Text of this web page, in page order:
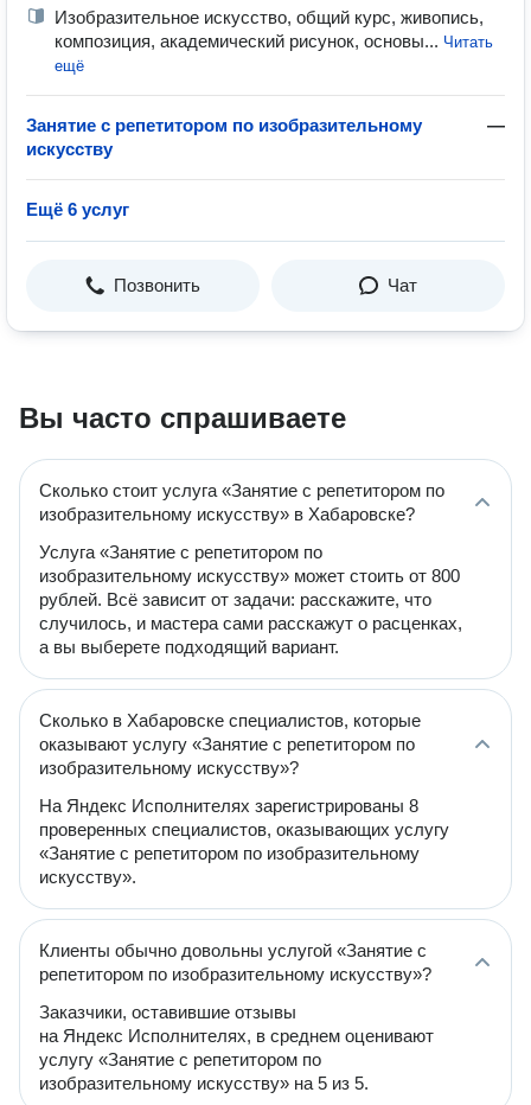
Изобразительное искусство, общий курс, живопись,
композиция, академический рисунок, основы... Читать
ещё
Занятие с репетитором по изобразительному
искусству
—
Ещё 6 услуг
Позвонить Чат
Вы часто спрашиваете
Сколько стоит услуга «Занятие с репетитором по
изобразительному искусству» в Хабаровске?
Услуга «Занятие с репетитором по
изобразительному искусству» может стоить от 800
рублей. Всё зависит от задачи: расскажите, что
случилось, и мастера сами расскажут о расценках,
а вы выберете подходящий вариант.
Сколько в Хабаровске специалистов, которые
оказывают услугу «Занятие с репетитором по
изобразительному искусству»?
На Яндекс Исполнителях зарегистрированы 8
проверенных специалистов, оказывающих услугу
«Занятие с репетитором по изобразительному
искусству».
Клиенты обычно довольны услугой «Занятие с
репетитором по изобразительному искусству»?
Заказчики, оставившие отзывы
на Яндекс Исполнителях, в среднем оценивают
услугу «Занятие с репетитором по
изобразительному искусству» на 5 из 5.